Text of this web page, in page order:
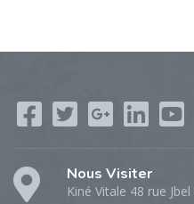
Nous Visiter
Kiné Vitale 48 rue